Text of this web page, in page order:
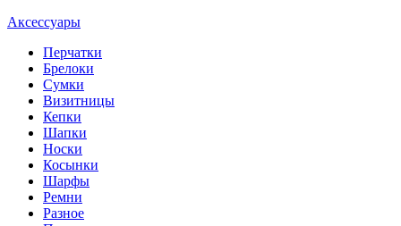
Аксессуары
Перчатки
Брелоки
Сумки
Визитницы
Кепки
Шапки
Носки
Косынки
Шарфы
Ремни
Разное